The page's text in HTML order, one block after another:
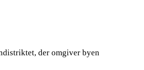
der omgiver byen